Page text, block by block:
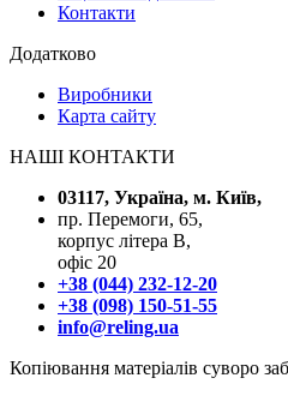
Контакти
Додатково
Виробники
Карта сайту
НАШІ КОНТАКТИ
03117, Україна, м. Київ,
пр. Перемоги, 65,
корпус літера В,
офіс 20
+38 (044) 232-12-20
+38 (098) 150-51-55
info@reling.ua
Копіювання матеріалів суворо